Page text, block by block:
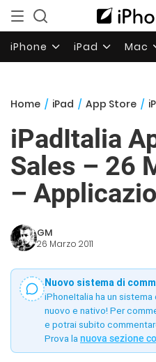
iPhone iPad Mac
Home / iPad / App Store /
iPadItalia
Sales – 26
–
GM
26 Marzo 2011
Nuovo sistema di
iPhoneItalia ha un
nuovo e nativo! Per
e potrai subito
Prova la nuova sezione